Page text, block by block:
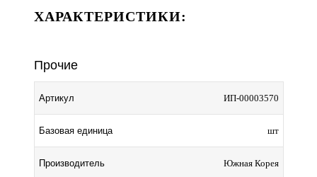
ХАРАКТЕРИСТИКИ:
Прочие
Артикул ИП-00003570
Базовая единица шт
Производитель Южная Корея